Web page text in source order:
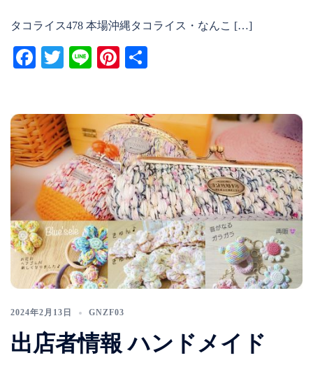
タコライス478 本場沖縄タコライス・なんこ […]
Facebook
TwitterLinePinterest
2024年2月13日 GNZF03
出店者情報 ハンドメイド